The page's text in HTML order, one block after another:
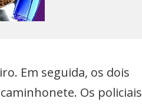
Em seguida, os dois
Os policiais